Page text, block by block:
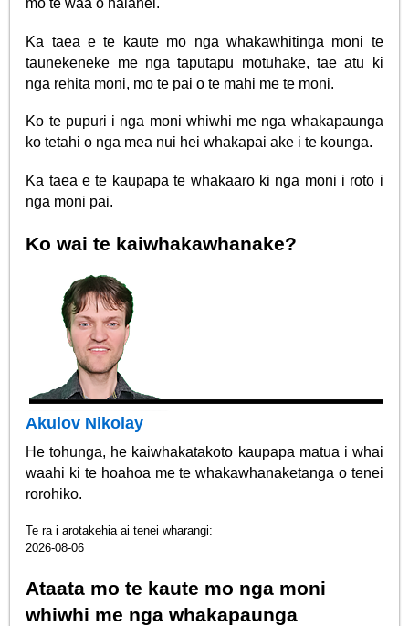
mo te waa o naianei.
Ka taea e te kaute mo nga whakawhitinga moni te
taunekeneke me nga taputapu motuhake, tae atu ki
nga rehita moni, mo te pai o te mahi me te moni.
Ko te pupuri i nga moni whiwhi me nga whakapaunga
ko tetahi o nga mea nui hei whakapai ake i te kounga.
Ka taea e te kaupapa te whakaaro ki nga moni i roto i
nga moni pai.
Ko wai te kaiwhakawhanake?
Akulov Nikolay
He tohunga, he kaiwhakatakoto kaupapa matua i whai
waahi ki te hoahoa me te whakawhanaketanga o tenei
rorohiko.
Te ra i arotakehia ai tenei wharangi:
2026-08-06
Ataata mo te kaute mo nga moni
whiwhi me nga whakapaunga